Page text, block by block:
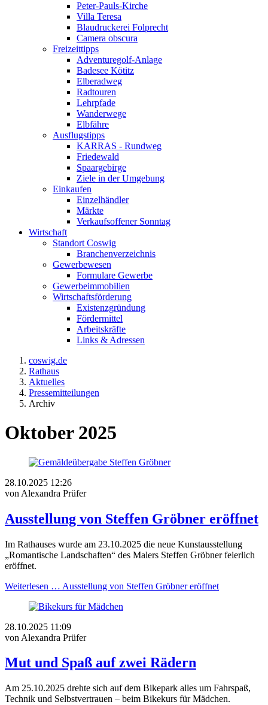
Peter-Pauls-Kirche
Villa Teresa
Blaudruckerei Folprecht
Camera obscura
Freizeittipps
Adventuregolf-Anlage
Badesee Kötitz
Elberadweg
Radtouren
Lehrpfade
Wanderwege
Elbfähre
Ausflugstipps
KARRAS - Rundweg
Friedewald
Spaargebirge
Ziele in der Umgebung
Einkaufen
Einzelhändler
Märkte
Verkaufsoffener Sonntag
Wirtschaft
Standort Coswig
Branchenverzeichnis
Gewerbewesen
Formulare Gewerbe
Gewerbeimmobilien
Wirtschaftsförderung
Existenzgründung
Fördermittel
Arbeitskräfte
Links & Adressen
coswig.de
Rathaus
Aktuelles
Pressemitteilungen
Archiv
Oktober 2025
28.10.2025 12:26
von Alexandra Prüfer
Ausstellung von Steffen Gröbner eröffnet
Im Rathauses wurde am 23.10.2025 die neue Kunstausstellung
„Romantische Landschaften“ des Malers Steffen Gröbner feierlich
eröffnet.
Weiterlesen … Ausstellung von Steffen Gröbner eröffnet
28.10.2025 11:09
von Alexandra Prüfer
Mut und Spaß auf zwei Rädern
Am 25.10.2025 drehte sich auf dem Bikepark alles um Fahrspaß,
Technik und Selbstvertrauen – beim Bikekurs für Mädchen.